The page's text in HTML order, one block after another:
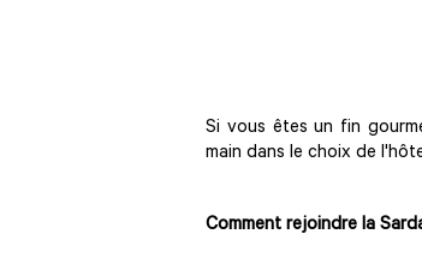
Si vous êtes un fin
main dans le choix de
Comment rejoindre la